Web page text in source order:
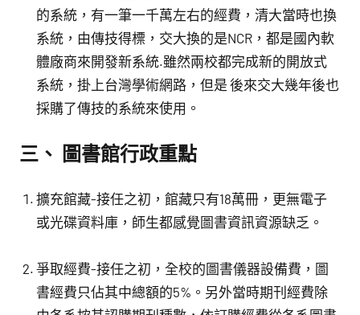
的系統，有一筆一千萬左右的經費，清大當時也換
系統，由傳技得標，交大換的是NCR，都是國內軟
體廠商來開發新系統.雖然兩校都完成新的開放式
系統，掛上台灣學術網路，但是 後來交大幾年後也
採購了傳技的系統來使用。
三、 圖書館行政重點
擴充館藏-接任之初，館藏只有18萬冊，更無電子
或光碟資料庫，師生都感覺圖書資訊資源缺乏。
爭取經費-接任之初，全校的圖書儀器設備費，圖
書經費只佔其中總額的5%。另外當時期刊經費除